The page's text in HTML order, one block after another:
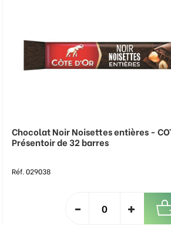
Chocolat Noir Noisettes entières -
Présentoir de 32 barres
Réf. 029038